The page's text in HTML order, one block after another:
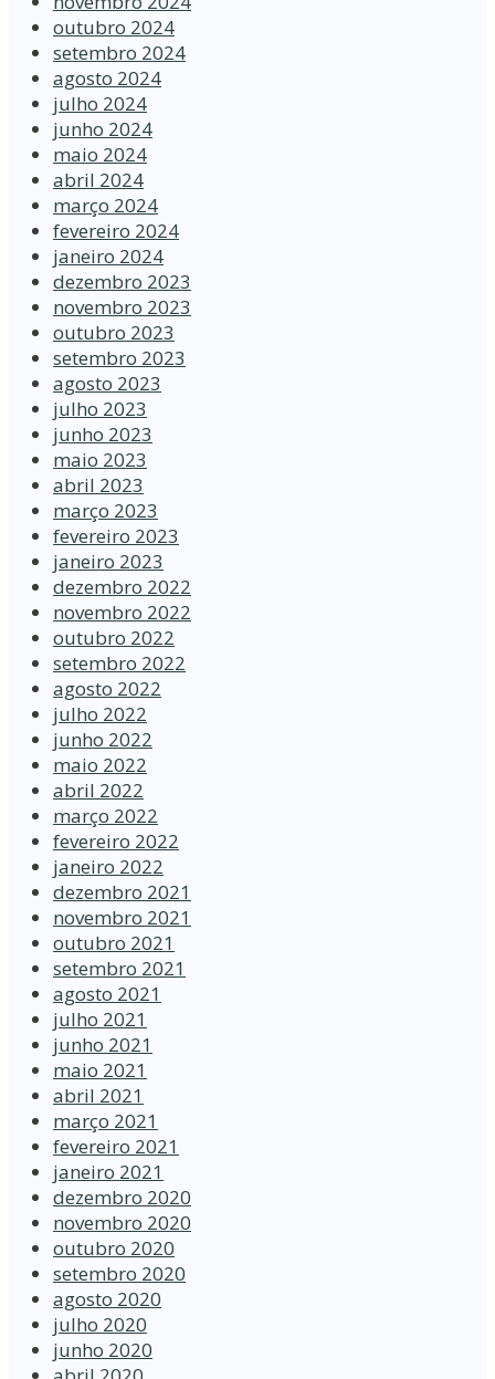
outubro 2024
setembro 2024
agosto 2024
julho 2024
junho 2024
maio 2024
abril 2024
março 2024
fevereiro 2024
janeiro 2024
dezembro 2023
novembro 2023
outubro 2023
setembro 2023
agosto 2023
julho 2023
junho 2023
maio 2023
abril 2023
março 2023
fevereiro 2023
janeiro 2023
dezembro 2022
novembro 2022
outubro 2022
setembro 2022
agosto 2022
julho 2022
junho 2022
maio 2022
abril 2022
março 2022
fevereiro 2022
janeiro 2022
dezembro 2021
novembro 2021
outubro 2021
setembro 2021
agosto 2021
julho 2021
junho 2021
maio 2021
abril 2021
março 2021
fevereiro 2021
janeiro 2021
dezembro 2020
novembro 2020
outubro 2020
setembro 2020
agosto 2020
julho 2020
junho 2020